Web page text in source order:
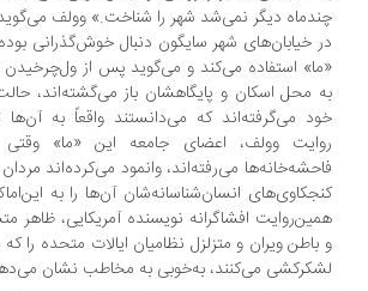
دیگر نمی‌شد شهر را شناخت.» وولف می‌گوید
خیابان‌های شهر سایگون دنبال خوش‌گذرانی بوده‌اند.
استفاده می‌کند و می‌گوید پس از ول‌چرخیدن در
محل اسکان و پایگاهشان باز می‌گشته‌اند، حالت
می‌گرفته‌اند که می‌دانستند واقعاً به آن‌ها تعلق
وولف، اعضای جامعه این «ما» وقتی به
می‌رفته‌اند، وانمود می‌کرده‌اند مردان
انسان‌شناسانه‌شان آن‌ها را به این‌اماکن
افشاگرانه نویسنده آمریکایی، ظاهر
ویران و متزلزل نظامیان ایالات متحده را که به
می‌کنند، به‌خوبی به مخاطب نشان می‌دهد.